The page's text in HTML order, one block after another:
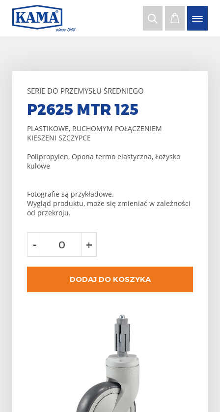
SERIE DO PRZEMYSŁU ŚREDNIEGO
P2625 MTR 125
PLASTIKOWE, RUCHOMYM POŁĄCZENIEM
KIESZENI SZCZYPCE
Polipropylen, Opona termo elastyczna, Łożysko
kulowe
Fotografie są przykładowe.
Wygląd produktu, może się zmieniać w zależności
od przekroju.
- +
DODAJ DO KOSZYKA